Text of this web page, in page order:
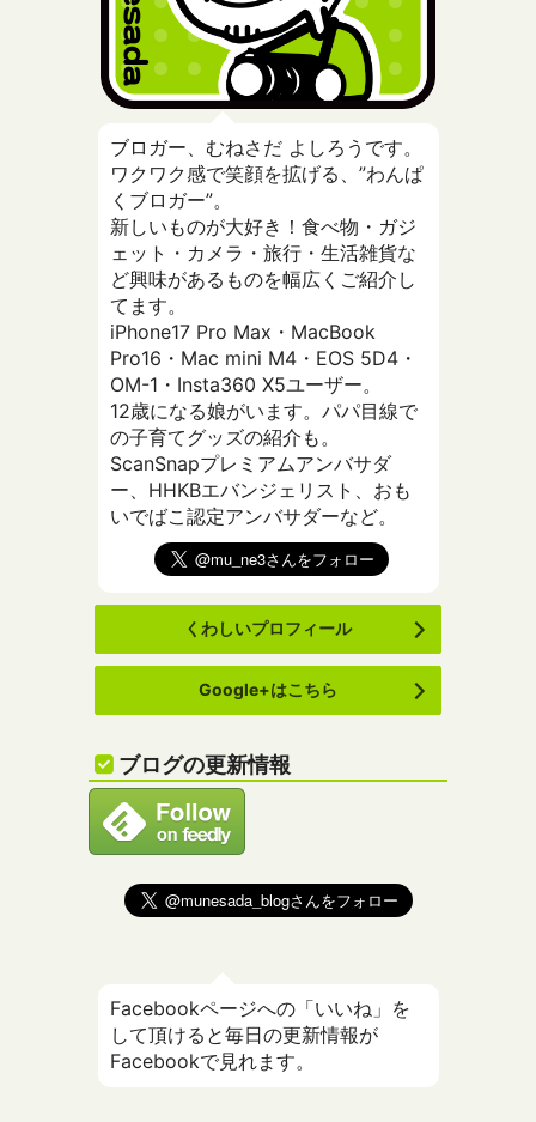
ブロガー、むねさだ よしろうです。
ワクワク感で笑顔を拡げる、”わんぱ
くブロガー”。
新しいものが大好き！食べ物・ガジ
ェット・カメラ・旅行・生活雑貨な
ど興味があるものを幅広くご紹介し
てます。
iPhone17 Pro Max・MacBook
Pro16・Mac mini M4・EOS 5D4・
OM-1・Insta360 X5ユーザー。
12歳になる娘がいます。パパ目線で
の子育てグッズの紹介も。
ScanSnapプレミアムアンバサダ
ー、HHKBエバンジェリスト、おも
いでばこ認定アンバサダーなど。
くわしいプロフィール
Google+はこちら
ブログの更新情報
Facebookページへの「いいね」を
して頂けると毎日の更新情報が
Facebookで見れます。